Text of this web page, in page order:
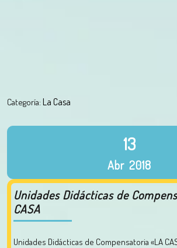
Categoría: La Casa
13
Abr 2018
Unidades Didácticas de
CASA
Unidades Didácticas de Compensatoria «LA CASA» Región de Murcia